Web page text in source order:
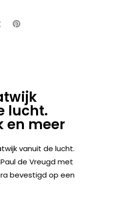
lucht.
en meer
vanuit de lucht.
de Vreugd met
bevestigd op een